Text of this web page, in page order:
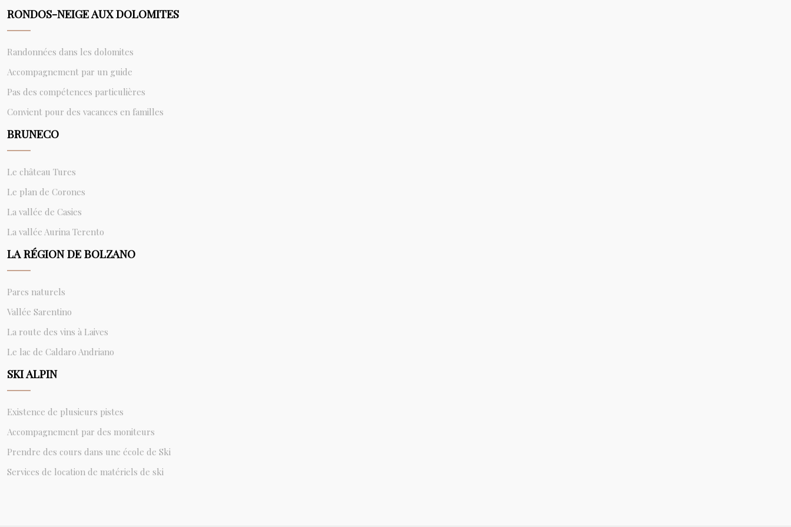
RONDOS-NEIGE AUX DOLOMITES
Randonnées dans les dolomites
Accompagnement par un guide
Pas des compétences particulières
Convient pour des vacances en familles
BRUNECO
Le château Tures
Le plan de Corones
La vallée de Casies
La vallée Aurina Terento
LA RÉGION DE BOLZANO
Parcs naturels
Vallée Sarentino
La route des vins à Laives
Le lac de Caldaro Andriano
SKI ALPIN
Existence de plusieurs pistes
Accompagnement par des moniteurs
Prendre des cours dans une école de Ski
Services de location de matériels de ski